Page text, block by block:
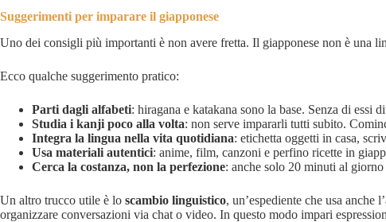
Suggerimenti per imparare il giapponese
Uno dei consigli più importanti è non avere fretta. Il giapponese non è una
Ecco qualche suggerimento pratico:
Parti dagli alfabeti: hiragana e katakana sono la base. Senza di
Studia i kanji poco alla volta: non serve impararli tutti subito.
Integra la lingua nella vita quotidiana: etichetta oggetti in casa,
Usa materiali autentici: anime, film, canzoni e perfino ricette in
Cerca la costanza, non la perfezione: anche solo 20 minuti al
Un altro trucco utile è lo scambio linguistico, un’espediente che usa
organizzare conversazioni via chat o video. In questo modo impari